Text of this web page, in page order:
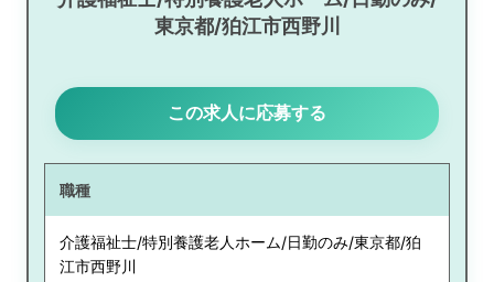
東京都/狛江市西野川
この求人に応募する
職種
介護福祉士/特別養護老人ホーム/日勤のみ/東京都/狛
江市西野川